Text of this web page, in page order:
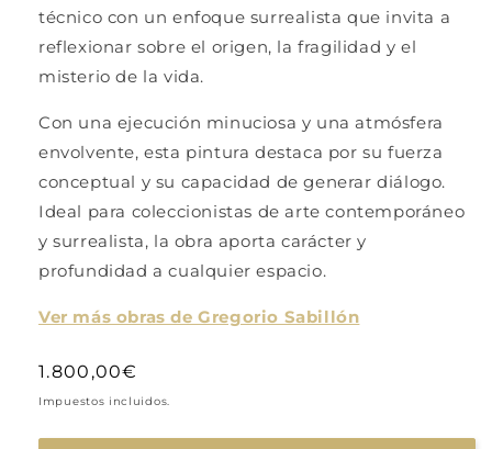
técnico con un enfoque surrealista que invita a
reflexionar sobre el origen, la fragilidad y el
misterio de la vida.
Con una ejecución minuciosa y una atmósfera
envolvente, esta pintura destaca por su fuerza
conceptual y su capacidad de generar diálogo.
Ideal para coleccionistas de arte contemporáneo
y surrealista, la obra aporta carácter y
profundidad a cualquier espacio.
Ver más obras de Gregorio Sabillón
Precio
habitual
1.800,00€
Impuestos incluidos.